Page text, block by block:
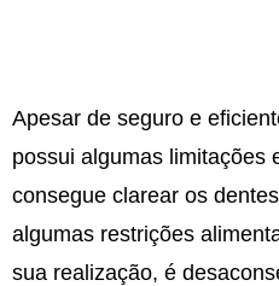
Apesar de seguro e
possui algumas limitações
consegue clarear os
algumas restrições
sua realização, é